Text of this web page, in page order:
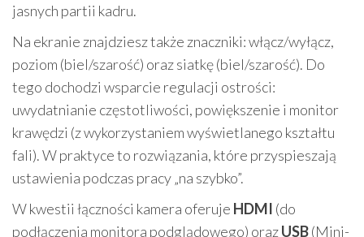
jasnych partii kadru.
Na ekranie znajdziesz także znaczniki: włącz/wyłącz,
poziom (biel/szarość) oraz siatkę (biel/szarość). Do
tego dochodzi wsparcie regulacji ostrości:
uwydatnianie częstotliwości, powiększenie i monitor
krawędzi (z wykorzystaniem wyświetlanego kształtu
fali). W praktyce to rozwiązania, które przyspieszają
ustawienia podczas pracy „na szybko”.
W kwestii łączności kamera oferuje HDMI (do
podłączenia monitora podglądowego) orazUSB(Mini-